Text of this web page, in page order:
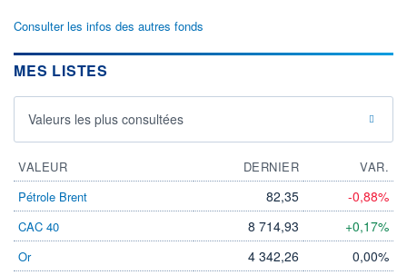
Consulter les infos des autres fonds
MES LISTES
Valeurs les plus consultées
VALEUR DERNIER
VAR.
Pétrole Brent
82,35 -0,88%
CAC 40 8 714,93 +0,17%
Or 4 342,26 0,00%